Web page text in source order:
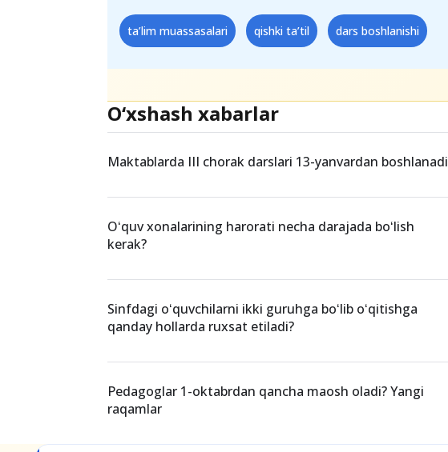
ta’lim muassasalari qishki ta’til dars boshlanishi
O‘xshash xabarlar
Maktablarda III chorak darslari 13-yanvardan boshlanadi
Oʻquv xonalarining harorati necha darajada boʻlish
kerak?
Sinfdagi oʻquvchilarni ikki guruhga boʻlib oʻqitishga
qanday hollarda ruxsat etiladi?
Pedagoglar 1-oktabrdan qancha maosh oladi? Yangi
raqamlar